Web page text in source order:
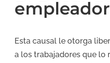
Esta causal le otorga
a los trabajadores que lo